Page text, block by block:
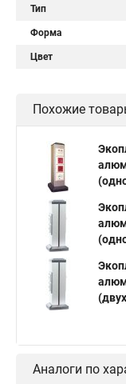
Тип
Форма
Цвет
Похожие
Аналоги по